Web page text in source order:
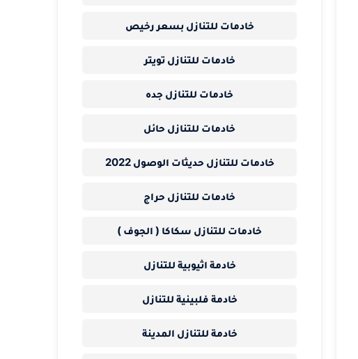
خادمات للتنازل بسعر رخيص
خادمات للتنازل تويتر
خادمات للتنازل جده
خادمات للتنازل حائل
خادمات للتنازل حديثات الوصول 2022
خادمات للتنازل حراج
خادمات للتنازل سكاكا ( الجوف )
خادمة اثيوبية للتنازل
خادمة فلبينية للتنازل
خادمة للتنازل المدينة